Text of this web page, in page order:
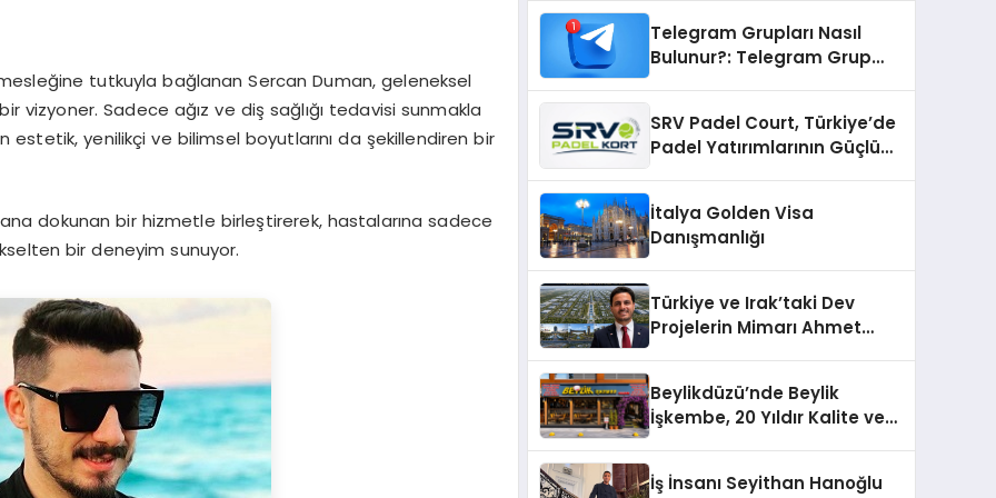
tutkuyla bağlanan Sercan Duman, geleneksel
Sadece ağız ve diş sağlığı tedavisi sunmakla
estetik, yenilikçi ve bilimsel boyutlarını da şekillendiren bir
dokunan bir hizmetle birleştirerek, hastalarına sadece
bir deneyim sunuyor.
Telegram Grupları Nasıl
Bulunur?: Telegram Grup
SRV Padel Court, Türkiye’de
Padel Yatırımlarının Güçlü
İtalya Golden Visa
Danışmanlığı
Türkiye ve Irak’taki Dev
Projelerin Mimarı Ahmet
Holding Industrial City”
Projesini Hayata Geçirecek
Beylikdüzü’nde Beylik
İşkembe, 20 Yıldır Kalite ve
İş İnsanı Seyithan Hanoğlu